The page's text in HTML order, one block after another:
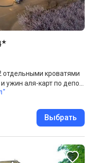
★
отдельными кроватями
Выбрать